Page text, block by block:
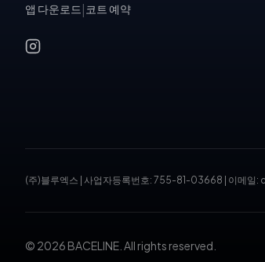
앱 다운로드 코트 예약
(주)블루엑스 사업자등록번호: 755-81-03668 이메일:
© 2026 BACELINE. All rights reserved.